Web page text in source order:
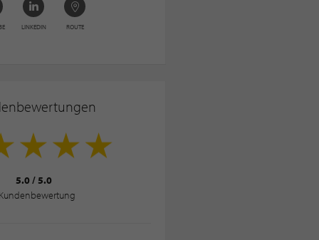
LINKEDIN ROUTE
5.0/ 5.0
Kundenbewertung